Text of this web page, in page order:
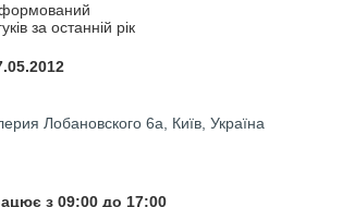
за останній рік
Лобановского 6а, Київ, Україна
з 09:00 до 17:00